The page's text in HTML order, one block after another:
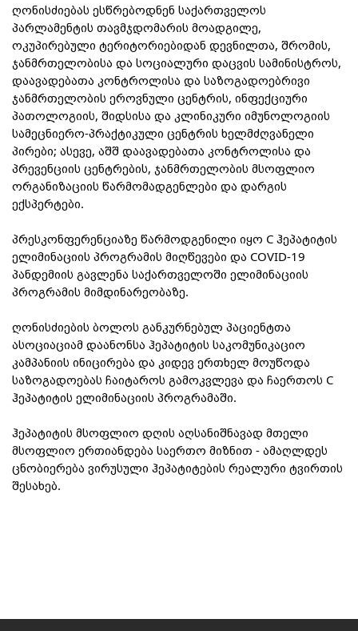
ღონისძიებას ესწრებოდნენ საქართველოს
პარლამენტის თავმჯდომარის მოადგილე,
ოკუპირებული ტერიტორიებიდან დევნილთა, შრომის,
ჯანმრთელობისა და სოციალური დაცვის სამინისტროს,
დაავადებათა კონტროლისა და საზოგადოებრივი
ჯანმრთელობის ეროვნული ცენტრის, ინფექციური
პათოლოგიის, შიდსისა და კლინიკური იმუნოლოგიის
სამეცნიერო-პრაქტიკული ცენტრის ხელმძღვანელი
პირები; ასევე, აშშ დაავადებათა კონტროლისა და
პრევენციის ცენტრების, ჯანმრთელობის მსოფლიო
ორგანიზაციის წარმომადგენლები და დარგის
ექსპერტები.
პრესკონფერენციაზე წარმოდგენილი იყო C ჰეპატიტის
ელიმინაციის პროგრამის მიღწევები და COVID-19
პანდემიის გავლენა საქართველოში ელიმინაციის
პროგრამის მიმდინარეობაზე.
ღონისძიების ბოლოს განკურნებულ პაციენტთა
ასოციაციამ დაანონსა ჰეპატიტის საკომუნიკაციო
კამპანიის ინიცირება და კიდევ ერთხელ მოუწოდა
საზოგადოებას ჩაიტაროს გამოკვლევა და ჩაერთოს C
ჰეპატიტის ელიმინაციის პროგრამაში.
ჰეპატიტის მსოფლიო დღის აღსანიშნავად მთელი
მსოფლიო ერთიანდება საერთო მიზნით - ამაღლდეს
ცნობიერება ვირუსული ჰეპატიტების რეალური ტვირთის
შესახებ.